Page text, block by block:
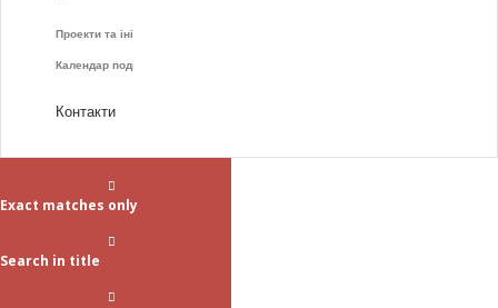
Проекти та ініціативи
Календар подій
Контакти
Exact matches only
Search in title